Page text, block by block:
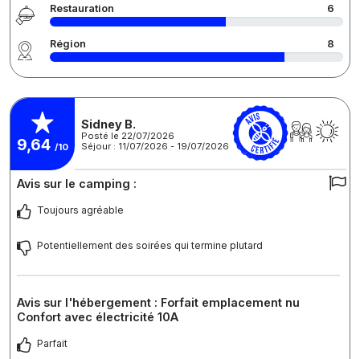
Restauration 6
Région 8
9,64 /10
Sidney B.
Posté le 22/07/2026
Séjour : 11/07/2026 - 19/07/2026
Avis sur le camping :
Toujours agréable
Potentiellement des soirées qui termine plutard
Avis sur l'hébergement : Forfait emplacement nu
Confort avec électricité 10A
Parfait